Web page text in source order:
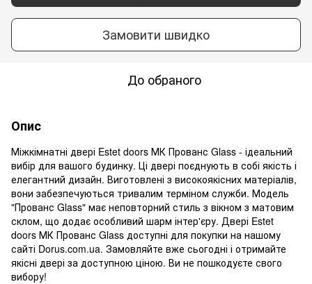
Замовити швидко
До обраного
Опис
Міжкімнатні двері Estet doors МК Прованс Glass - ідеальний
вибір для вашого будинку. Ці двері поєднують в собі якість і
елегантний дизайн. Виготовлені з високоякісних матеріалів,
вони забезпечуються тривалим терміном служби. Модель
"Прованс Glass" має неповторний стиль з вікном з матовим
склом, що додає особливий шарм інтер'єру. Двері Estet
doors МК Прованс Glass доступні для покупки на нашому
сайті Dorus.com.ua. Замовляйте вже сьогодні і отримайте
якісні двері за доступною ціною. Ви не пошкодуєте свого
вибору!